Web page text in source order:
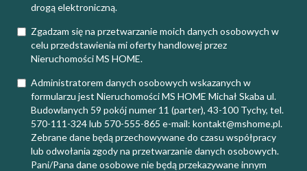
drogą elektroniczną.
Zgadzam się na przetwarzanie moich danych osobowych w
celu przedstawienia mi oferty handlowej przez
Nieruchomości MS HOME.
Administratorem danych osobowych wskazanych w
formularzu jest Nieruchomości MS HOME Michał Skaba ul.
Budowlanych 59 pokój numer 11 (parter), 43-100 Tychy, tel.
570-111-324 lub 570-555-865 e-mail: kontakt@mshome.pl.
Zebrane dane będą przechowywane do czasu współpracy
lub odwołania zgody na przetwarzanie danych osobowych.
Pani/Pana dane osobowe nie będą przekazywane innym